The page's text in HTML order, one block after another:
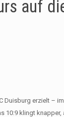
auf
Duisburg erzielt –
10:9 klingt